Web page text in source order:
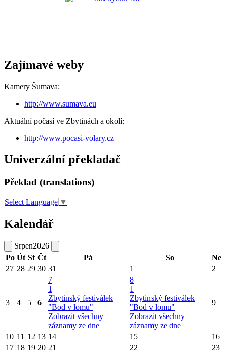
Zajímavé weby
Kamery Šumava:
http://www.sumava.eu
Aktuální počasí ve Zbytinách a okolí:
http://www.pocasi-volary.cz
Univerzální překladač
Překlad (translations)
Select Language ▼
Kalendář
Srpen2026
Po Út St Čt Pá So
Ne
27 28 29 30 31 1 2
3 4 5 6
7
1
Zbytinský festiválek
"Bod v lomu"
Zobrazit všechny
záznamy ze dne
8
1
Zbytinský festiválek
"Bod v lomu"
Zobrazit všechny
záznamy ze dne
9
10 11 12 13 14 15
16
17 18 19 20 21 22
23